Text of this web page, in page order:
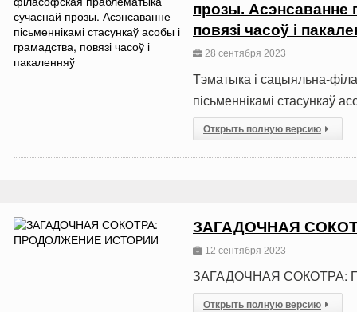
прозы. Асэнсаванне
повязі часоў і
28 сентября 2023
Тэматыка і сацыяльна-
пісьменнікамі стасункаў
Открыть полную версию
ЗАГАДОЧНАЯ
12 сентября 2023
ЗАГАДОЧНАЯ
Открыть полную версию